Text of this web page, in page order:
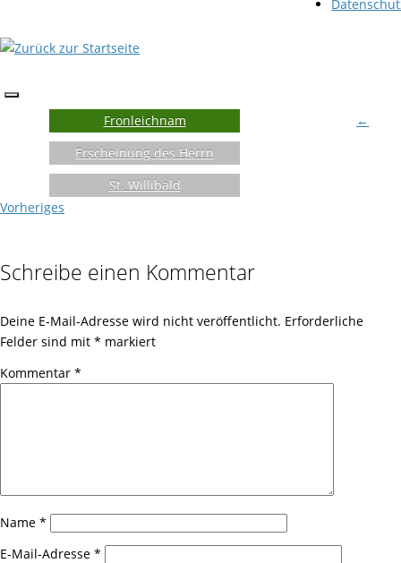
Fronleichnam
Erscheinung des Herrn
St. Willibald
←
Vorheriges
Schreibe einen Kommentar
Deine E-Mail-Adresse wird nicht veröffentlicht. Erforderliche
Felder sind mit * markiert
Kommentar *
Name *
E-Mail-Adresse *